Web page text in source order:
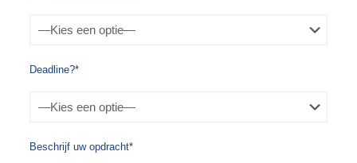
Deadline?*
Beschrijf uw opdracht*